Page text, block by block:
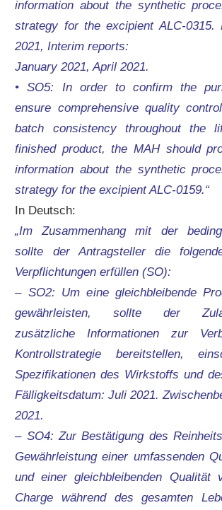
information about the synthetic
strategy for the excipient ALC-0315.
2021, Interim reports:
January 2021, April 2021.
• SO5: In order to confirm the
ensure comprehensive quality
batch consistency throughout the
finished product, the MAH should
information about the synthetic
strategy for the excipient ALC-0159.“
In Deutsch:
„Im Zusammenhang mit der
sollte der Antragsteller die
Verpflichtungen erfüllen (SO):
– SO2: Um eine gleichbleibende
gewährleisten, sollte der
zusätzliche Informationen zur
Kontrollstrategie bereitstellen,
Spezifikationen des Wirkstoffs und
Fälligkeitsdatum: Juli 2021.
2021.
– SO4: Zur Bestätigung des
Gewährleistung einer umfassenden
und einer gleichbleibenden Qualität
Charge während des gesamten